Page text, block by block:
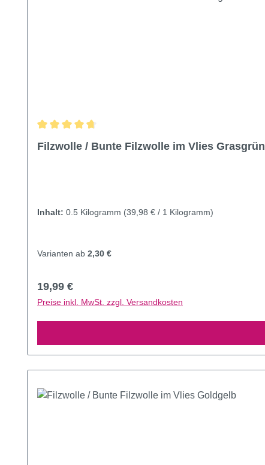
Durchschnittliche Bewertung von 4.86 von 5 Sternen
Filzwolle / Bunte Filzwolle im Vlies Grasgrün
Inhalt: 0.5 Kilogramm (39,98 € / 1 Kilogramm)
Varianten ab 2,30 €
Regulärer Preis:
19,99 €
Preise inkl. MwSt. zzgl. Versandkosten